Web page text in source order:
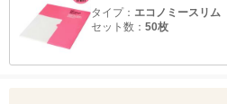
タイプ： エコノミースリム
セット数： 50枚